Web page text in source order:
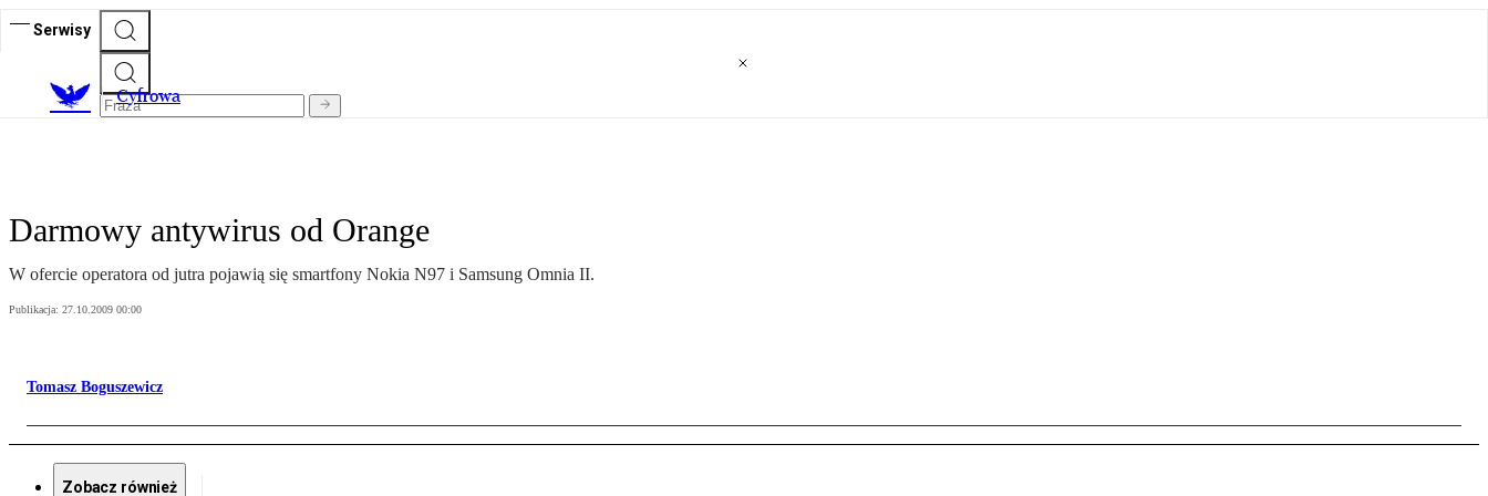
Serwisy
Cyfrowa
Darmowy antywirus od Orange
W ofercie operatora od jutra pojawią się smartfony Nokia N97 i Samsung Omnia II.
Publikacja: 27.10.2009 00:00
Tomasz Boguszewicz
Zobacz również